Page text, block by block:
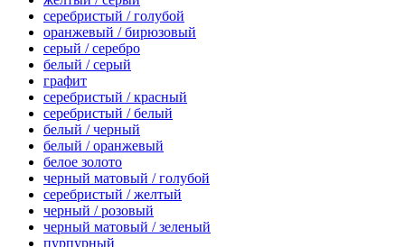
серебристый / голубой
оранжевый / бирюзовый
серый / серебро
белый / серый
графит
серебристый / красный
серебристый / белый
белый / черный
белый / оранжевый
белое золото
черный матовый / голубой
серебристый / желтый
черный / розовый
черный матовый / зеленый
пурпурный